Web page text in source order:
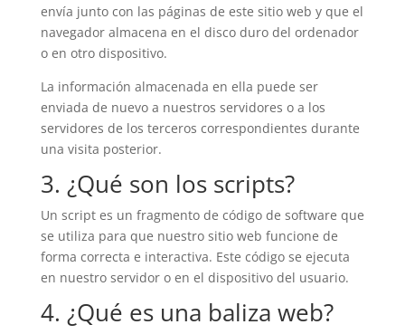
envía junto con las páginas de este sitio web y que el
navegador almacena en el disco duro del ordenador
o en otro dispositivo.
La información almacenada en ella puede ser
enviada de nuevo a nuestros servidores o a los
servidores de los terceros correspondientes durante
una visita posterior.
3. ¿Qué son los scripts?
Un script es un fragmento de código de software que
se utiliza para que nuestro sitio web funcione de
forma correcta e interactiva. Este código se ejecuta
en nuestro servidor o en el dispositivo del usuario.
4. ¿Qué es una baliza web?